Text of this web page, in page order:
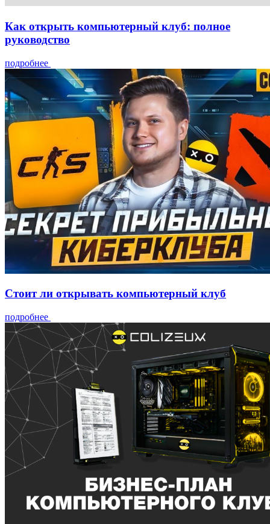
Как открыть компьютерный клуб: полное
руководство
подробнее
Стоит ли открывать компьютерный клуб
подробнее